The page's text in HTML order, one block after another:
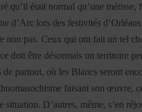
qu’il était normal qu’une
d’Arc lors des festivités
non pas. Ceux qui ont fait un tel
doit être désormais un territoire
de partout, où les Blancs seront
faisant son œuvre,
situation. D’autres, même, s’en